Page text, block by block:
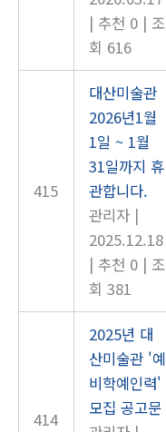
| 추천 0 | 조
회 616
415
대산미술관
2026년1월
1일 ~ 1월
31일까지 휴
관합니다.
관리자 |
2025.12.18
| 추천 0 | 조
회 381
414
2025년 대
산미술관 '예
비학예인력'
모집 공고문